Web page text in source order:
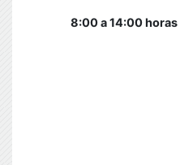
8:00 a 14:00